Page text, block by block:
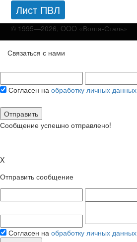
Лист ПВЛ
© 1995—2026, OOO «Волга-Сталь»
Связаться с нами
Согласен на обработку личных данных
Отправить
Сообщение успешно отправлено!
X
Отправить сообщение
Согласен на обработку личных данных